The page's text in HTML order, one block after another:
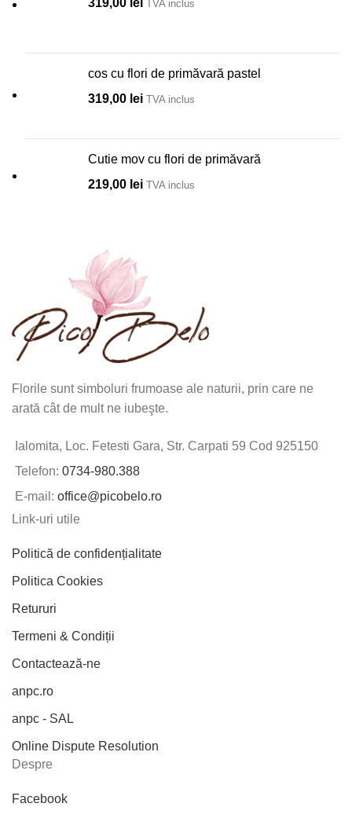
319,00 lei TVA inclus
cos cu flori de primăvară pastel
319,00 lei TVA inclus
Cutie mov cu flori de primăvară
219,00 lei TVA inclus
Florile sunt simboluri frumoase ale naturii, prin care ne
arată cât de mult ne iubeşte.
Ialomita, Loc. Fetesti Gara, Str. Carpati 59 Cod 925150
Telefon: 0734-980.388
E-mail: office@picobelo.ro
Link-uri utile
Politică de confidențialitate
Politica Cookies
Retururi
Termeni & Condiții
Contactează-ne
anpc.ro
anpc - SAL
Online Dispute Resolution
Despre
Facebook